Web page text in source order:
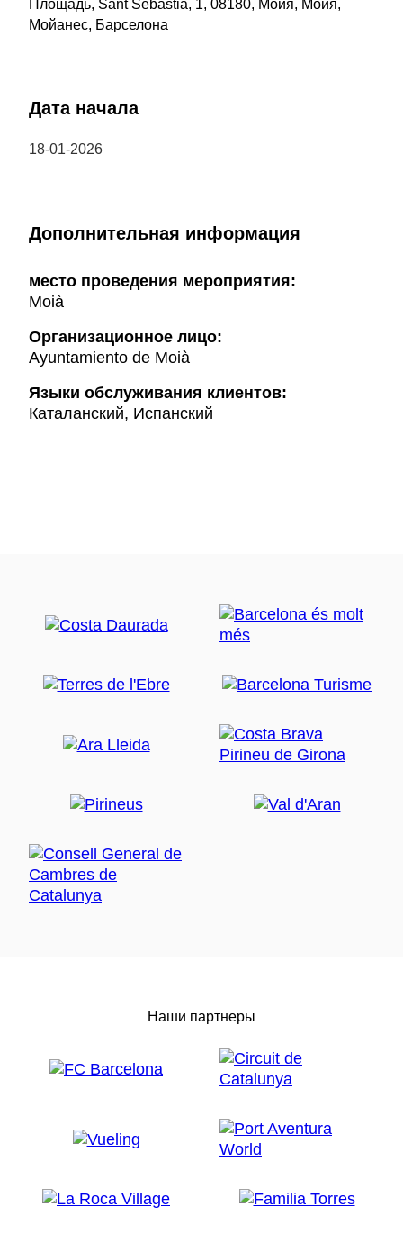
Площадь, Sant Sebastià, 1, 08180, Мойя, Мойя,
Мойанес, Барселона
Дата начала
18-01-2026
Дополнительная информация
место проведения мероприятия:
Moià
Организационное лицо:
Ayuntamiento de Moià
Языки обслуживания клиентов:
Каталанский, Испанский
Наши партнеры